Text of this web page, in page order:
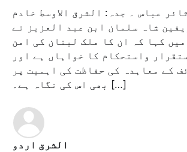
عباس ۔ جدہ: الشرق الاوسط خادم
شاہ سلمان ابن عبد العزیز نے
کہا کہ ان کا ملک لبنان کی امن
واستحکام کا خواہاں ہے اور
کے معاہدہ کی حفاظت کی اہمیت پر
بھی اس کی نگاہ ہے۔ […]
الشرق اردو